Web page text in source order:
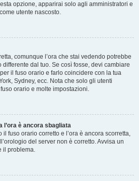
opzione, apparirai solo agli amministratori e
utente nascosto.
comunque l’ora che stai vedendo potrebbe
dal tuo. Se così fosse, devi cambiare
il fuso orario e farlo coincidere con la tua
Sydney, ecc. Nota che solo gli utenti
orario e molte impostazioni.
l’ora è ancora sbagliata
fuso orario corretto e l’ora è ancora scorretta,
del server non è corretto. Avvisa un
il problema.